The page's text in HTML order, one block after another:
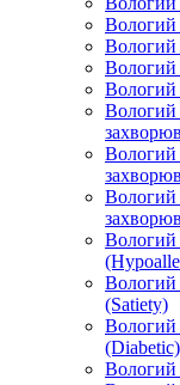
Вологий
Вологий
Вологий
Вологий
Вологий
Вологий
Вологий
Вологий
Вологий
(Satiety)
Вологий
(Diabetic)
Вологий